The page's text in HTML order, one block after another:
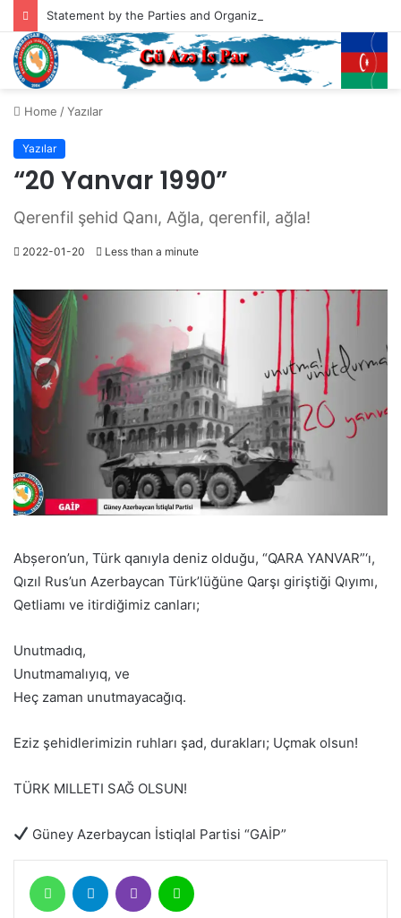
Home /Yazılar
Yazılar
“20 Yanvar 1990”
Qerenfil şehid Qanı, Ağla, qerenfil, ağla!
2022-01-20 Less than a minute
Abșeron’un, Türk qanıyla deniz olduğu, “QARA YANVAR”‘ı,
Qızıl Rus’un Azerbaycan Türk’lüğüne Qarşı giriştiği Qıyımı,
Qetliamı ve itirdiğimiz canları;
Unutmadıq,
Unutmamalıyıq, ve
Heç zaman unutmayacağıq.
Eziz şehidlerimizin ruhları şad, durakları; Uçmak olsun!
TÜRK MILLETI SAĞ OLSUN!
Güney Azerbaycan İstiqlal Partisi “GAİP”